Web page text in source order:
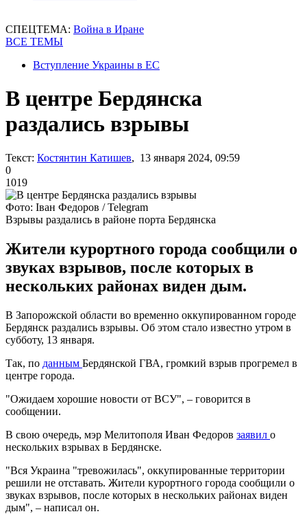
СПЕЦТЕМА: Война в Иране
ВСЕ ТЕМЫ
Вступление Украины в ЕС
В центре Бердянска
раздались взрывы
Текст: Костянтин Катишев, 13 января 2024, 09:59
0
1019
Фото: Іван Федоров / Telegram
Взрывы раздались в районе порта Бердянска
Жители курортного города сообщили о
звуках взрывов, после которых в
нескольких районах виден дым.
В Запорожской области во временно оккупированном городе
Бердянск раздались взрывы. Об этом стало известно утром в
субботу, 13 января.
Так, по данным Бердянской ГВА, громкий взрыв прогремел в
центре города.
"Ожидаем хорошие новости от ВСУ", – говорится в
сообщении.
В свою очередь, мэр Мелитополя Иван Федоров заявил о
нескольких взрывах в Бердянске.
"Вся Украина "тревожилась", оккупированные территории
решили не отставать. Жители курортного города сообщили о
звуках взрывов, после которых в нескольких районах виден
дым", – написал он.